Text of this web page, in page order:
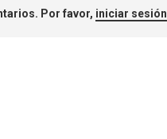
Por favor, iniciar sesión